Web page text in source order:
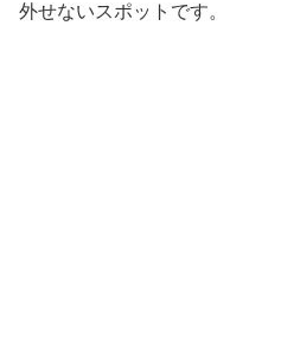
外せないスポットです。